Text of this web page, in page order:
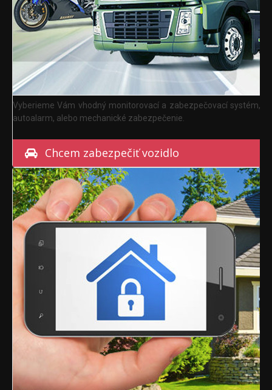
Vyberieme Vám vhodný monitorovací a zabezpečovací systém,
autoalarm, alebo mechanické zabezpečenie.
Chcem zabezpečiť vozidlo